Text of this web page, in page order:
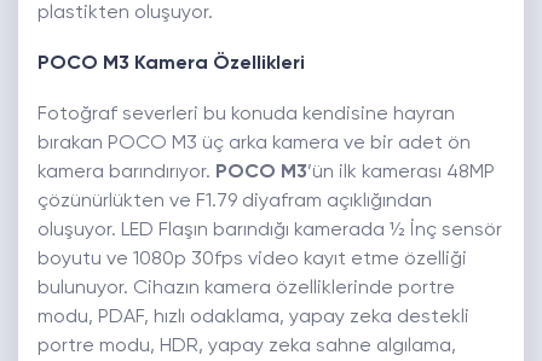
plastikten oluşuyor.
POCO M3 Kamera Özellikleri
Fotoğraf severleri bu konuda kendisine hayran
bırakan POCO M3 üç arka kamera ve bir adet ön
kamera barındırıyor. POCO M3’ün ilk kamerası 48MP
çözünürlükten ve F1.79 diyafram açıklığından
oluşuyor. LED Flaşın barındığı kamerada ½ İnç sensör
boyutu ve 1080p 30fps video kayıt etme özelliği
bulunuyor. Cihazın kamera özelliklerinde portre
modu, PDAF, hızlı odaklama, yapay zeka destekli
portre modu, HDR, yapay zeka sahne algılama,